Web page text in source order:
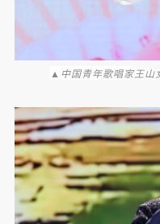
▲ 中国青年歌唱家王山